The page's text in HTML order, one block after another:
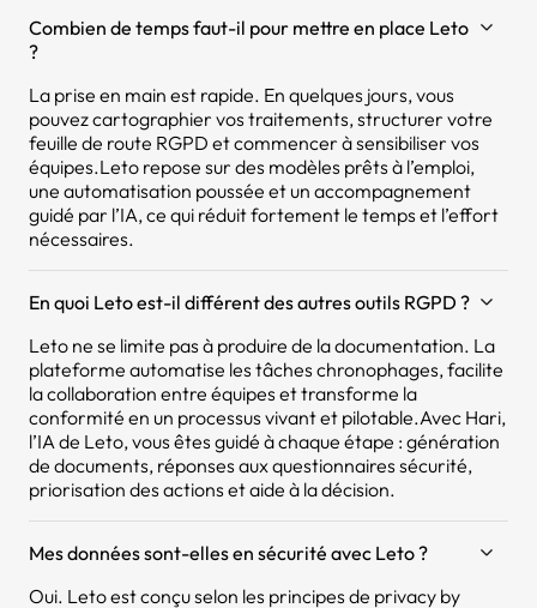
Combien de temps faut-il pour mettre en place Leto
?
La prise en main est rapide. En quelques jours, vous
pouvez cartographier vos traitements, structurer votre
feuille de route RGPD et commencer à sensibiliser vos
équipes.Leto repose sur des modèles prêts à l’emploi,
une automatisation poussée et un accompagnement
guidé par l’IA, ce qui réduit fortement le temps et l’effort
nécessaires.
En quoi Leto est-il différent des autres outils RGPD ?
Leto ne se limite pas à produire de la documentation. La
plateforme automatise les tâches chronophages, facilite
la collaboration entre équipes et transforme la
conformité en un processus vivant et pilotable.Avec Hari,
l’IA de Leto, vous êtes guidé à chaque étape : génération
de documents, réponses aux questionnaires sécurité,
priorisation des actions et aide à la décision.
Mes données sont-elles en sécurité avec Leto ?
Oui. Leto est conçu selon les principes de privacy by